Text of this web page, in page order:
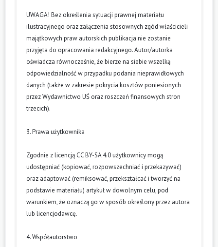
UWAGA! Bez określenia sytuacji prawnej materiału
ilustracyjnego oraz załączenia stosownych zgód właścicieli
majątkowych praw autorskich publikacja nie zostanie
przyjęta do opracowania redakcyjnego. Autor/autorka
oświadcza równocześnie, że bierze na siebie wszelką
odpowiedzialność w przypadku podania nieprawidłowych
danych (także w zakresie pokrycia kosztów poniesionych
przez Wydawnictwo UŚ oraz roszczeń finansowych stron
trzecich).
3. Prawa użytkownika
Zgodnie z licencją CC BY-SA 4.0 użytkownicy mogą
udostępniać (kopiować, rozpowszechniać i przekazywać)
oraz adaptować (remiksować, przekształcać i tworzyć na
podstawie materiału) artykuł w dowolnym celu, pod
warunkiem, że oznaczą go w sposób określony przez autora
lub licencjodawcę.
4. Współautorstwo